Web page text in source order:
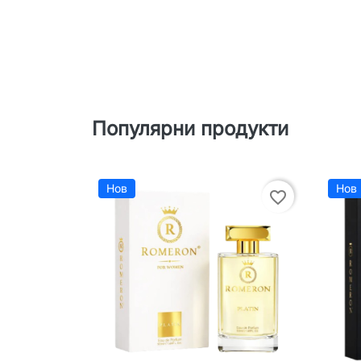
Популярни продукти
Нов favorite_border Нов